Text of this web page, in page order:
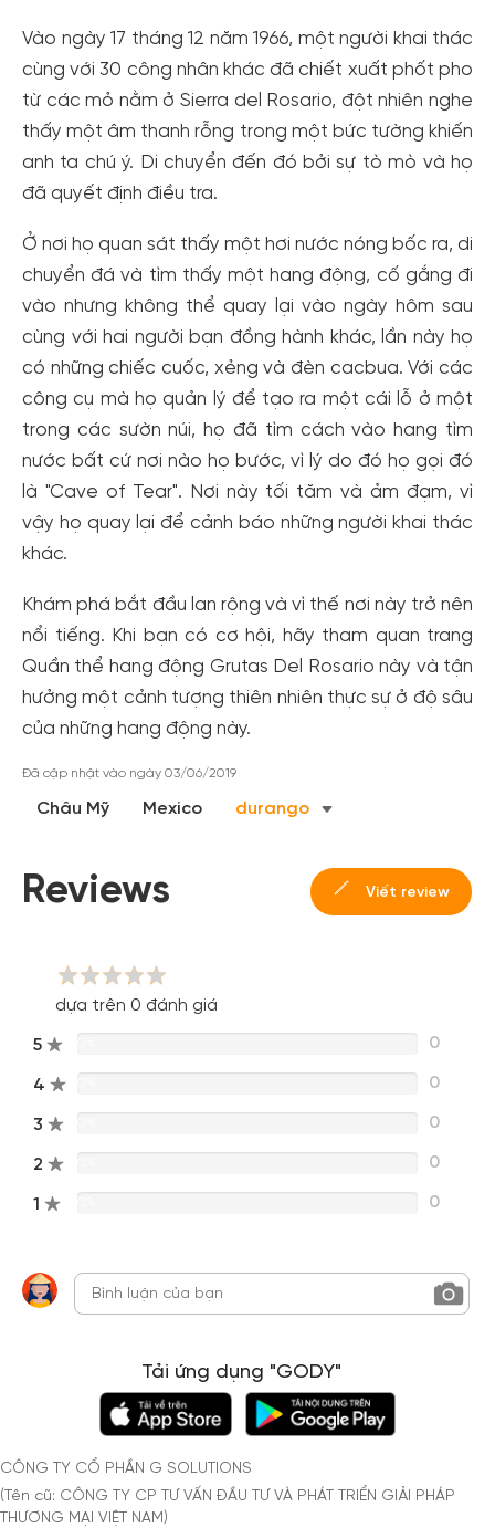
Vào ngày 17 tháng 12 năm 1966, một người khai thác
cùng với 30 công nhân khác đã chiết xuất phốt pho
từ các mỏ nằm ở Sierra del Rosario, đột nhiên nghe
thấy một âm thanh rỗng trong một bức tường khiến
anh ta chú ý. Di chuyển đến đó bởi sự tò mò và họ
đã quyết định điều tra.
Ở nơi họ quan sát thấy một hơi nước nóng bốc ra, di
chuyển đá và tìm thấy một hang động, cố gắng đi
vào nhưng không thể quay lại vào ngày hôm sau
cùng với hai người bạn đồng hành khác, lần này họ
có những chiếc cuốc, xẻng và đèn cacbua. Với các
công cụ mà họ quản lý để tạo ra một cái lỗ ở một
trong các sườn núi, họ đã tìm cách vào hang tìm
nước bất cứ nơi nào họ bước, vì lý do đó họ gọi đó
là "Cave of Tear". Nơi này tối tăm và ảm đạm, vì
vậy họ quay lại để cảnh báo những người khai thác
khác.
Khám phá bắt đầu lan rộng và vì thế nơi này trở nên
nổi tiếng. Khi bạn có cơ hội, hãy tham quan trang
Quần thể hang động Grutas Del Rosario này và tận
hưởng một cảnh tượng thiên nhiên thực sự ở độ sâu
của những hang động này.
Đã cập nhật vào ngày 03/06/2019
Châu Mỹ Mexico durango
Reviews Viết review
dựa trên 0 đánh giá
5 0
4 0
3 0
2 0
1 0
Tải ứng dụng "GODY"
CÔNG TY CỔ PHẦN G SOLUTIONS
(Tên cũ: CÔNG TY CP TƯ VẤN ĐẦU TƯ VÀ PHÁT TRIỂN GIẢI PHÁP
THƯƠNG MẠI VIỆT NAM)
Tạo tài khoản nhanh - nhận nhiều ưu
đãi!
Tạo tài khoản để có thể
dành cho thành viên đến từ các đối tác của Gody.vn dành
cho cộng đồng.
Đăng nhập Facebook